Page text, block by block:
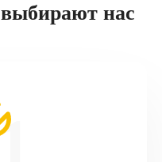
выбирают нас